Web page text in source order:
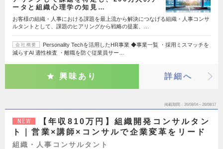
ータと組織心理学の知見…
お客様の組織・人事における課題を最上流から解決につなげる組織・人事コンサ
ルタントとして、課題のヒアリングから戦略の提案、…
会社概要
Personality Techを活用したHR事業 ◆事業一覧 ・採用ミスマッチを
減らすAI 適性検査 ・離職を防ぐ従業員サー…
興味あり 詳細へ
掲載期間 26/08/04～26/08/17
NEW
【年収810万円】組織開発コンサルタン
ト｜営業×講師×コンサルで企業変革をリード
組織・人事コンサルタント